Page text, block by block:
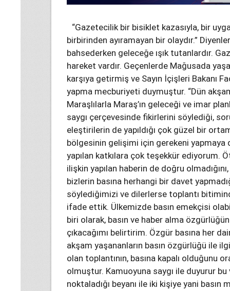
“Gazetecilik bir bisiklet kazasıyla, bir
birbirinden ayıramayan bir olaydır.”
bahsederken geleceğe ışık tutanlardır.
hareket vardır. Geçenlerde Mağusada
karşıya getirmiş ve Sayın İçişleri Bakanı
yapma mecburiyeti duymuştur. “Dün
Maraşlılarla Maraş’ın geleceği ve imar
saygı çerçevesinde fikirlerini söylediği,
eleştirilerin de yapıldığı çok güzel bir
bölgesinin gelişimi için gerekeni yapmaya
yapılan katkılara çok teşekkür ediyorum.
ilişkin yapılan haberin de doğru
bizlerin basına herhangi bir davet
söylediğimizi ve dilerlerse toplantı
ifade ettik. Ülkemizde basın emekçisi
biri olarak, basın ve haber alma
çıkacağımı belirtirim. Özgür basına her
akşam yaşananların basın özgürlüğü ile
olan toplantının, basına kapalı olduğunu
olmuştur. Kamuoyuna saygı ile duyurur
noktaladığı beyanı ile iki kişiye yani basın